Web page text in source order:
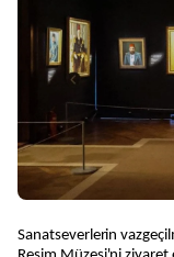
Sanatseverlerin